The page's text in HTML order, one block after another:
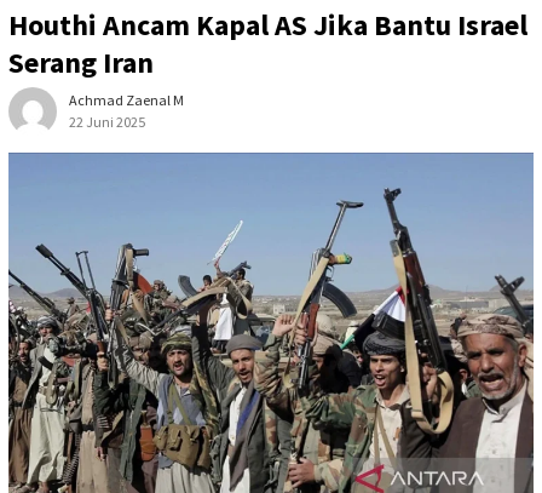
Houthi Ancam Kapal AS Jika Bantu Israel
Serang Iran
Achmad Zaenal M
22 Juni 2025